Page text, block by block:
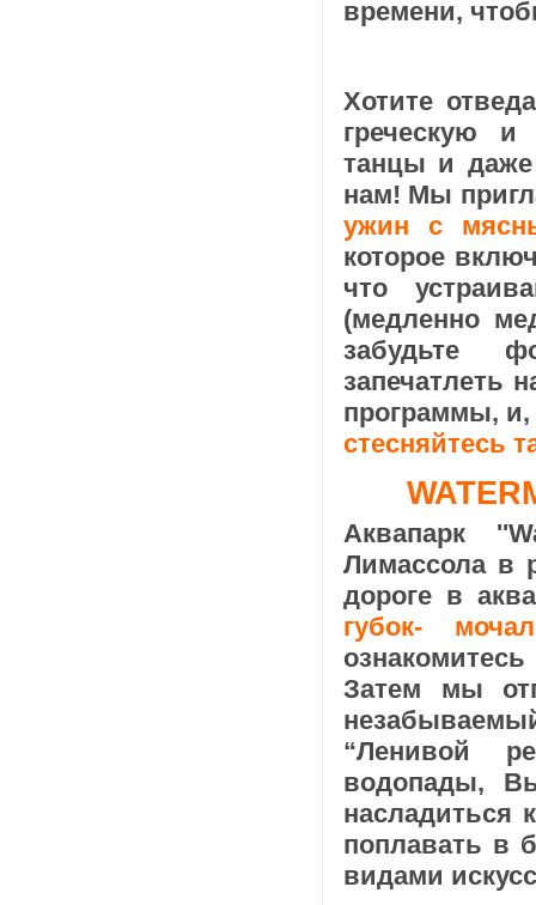
времени,
Хотите
греческую и
танцы и даже
нам! Мы
ужин с
которое
что
(медленно
забудьте
запечатлеть
программы, и,
стесняйтесь
Аквапарк
Лимассола в
дороге в
губок-
Затем мы
“Ленивой
водопады,
насладиться
поплавать в
видами